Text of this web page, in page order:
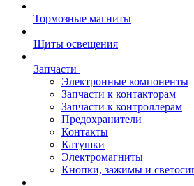
Тормозные магниты
Щиты освещения
Запчасти
Электронные компоненты
Запчасти к контакторам
Запчасти к контроллерам
Предохранители
Контакты
Катушки
Электромагниты
Кнопки, зажимы и